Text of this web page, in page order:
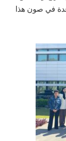
في صون هذا